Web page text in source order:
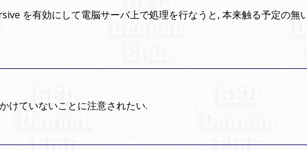
を有効にして電脳サーバ上で処理を行なうと, 本来触る予定の無
けていないことに注意されたい.